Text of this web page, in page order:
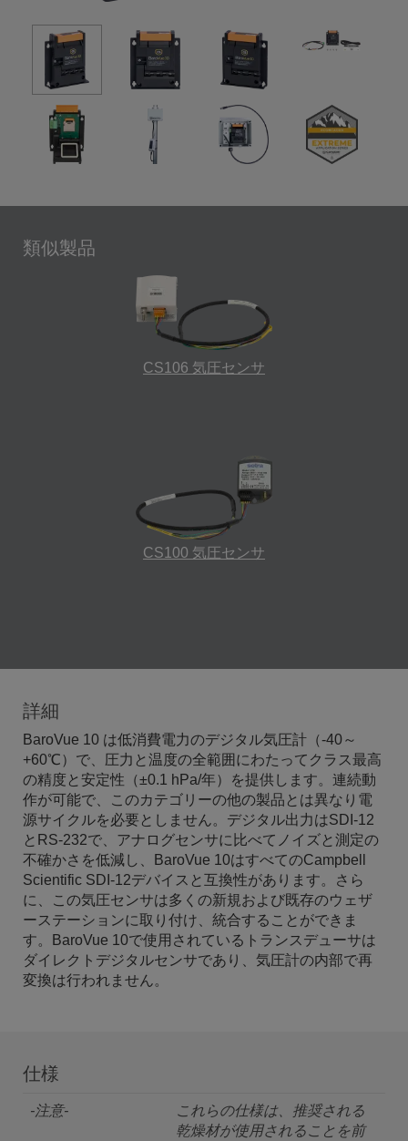
類似製品
CS106 気圧センサ
CS100 気圧センサ
詳細
BaroVue 10 は低消費電力のデジタル気圧計（-40～
+60℃）で、圧力と温度の全範囲にわたってクラス最高
の精度と安定性（±0.1 hPa/年）を提供します。連続動
作が可能で、このカテゴリーの他の製品とは異なり電
源サイクルを必要としません。デジタル出力はSDI-12
とRS-232で、アナログセンサに比べてノイズと測定の
不確かさを低減し、BaroVue 10はすべてのCampbell
Scientific SDI-12デバイスと互換性があります。さら
に、この気圧センサは多くの新規および既存のウェザ
ーステーションに取り付け、統合することができま
す。BaroVue 10で使用されているトランスデューサは
ダイレクトデジタルセンサであり、気圧計の内部で再
変換は行われません。
仕様
-注意-
これらの仕様は、推奨される
乾燥材が使用されることを前